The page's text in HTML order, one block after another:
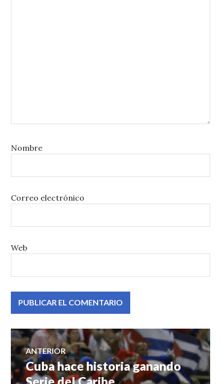
Nombre
Correo electrónico
Web
Navegación
de
ANTERIOR
Entrada
anterior:
Cuba hace historia ganando
Serie del Caribe